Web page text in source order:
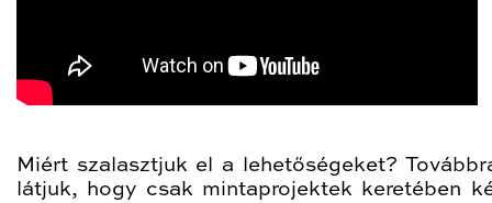
Miért szalasztjuk el a lehetőségeket?
látjuk, hogy csak mintaprojektek keretében